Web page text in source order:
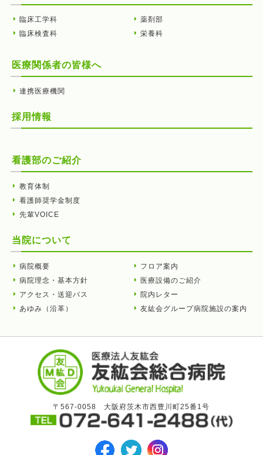
臨床工学科
臨床検査科
薬剤部
栄養科
医療関係者の皆様へ
連携医療機関
採用情報
看護部のご紹介
教育体制
看護師奨学金制度
先輩VOICE
当院について
病院概要
病院理念・基本方針
アクセス・送迎バス
あゆみ（沿革）
フロア案内
医療設備のご紹介
院内レター
友紘会グループ病院施設の案内
〒567-0058 大阪府茨木市西豊川町25番1号